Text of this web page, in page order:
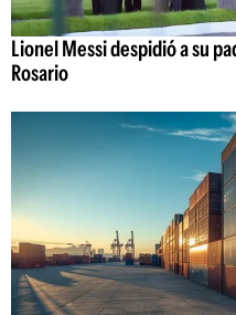
Lionel Messi despidió a su
Rosario